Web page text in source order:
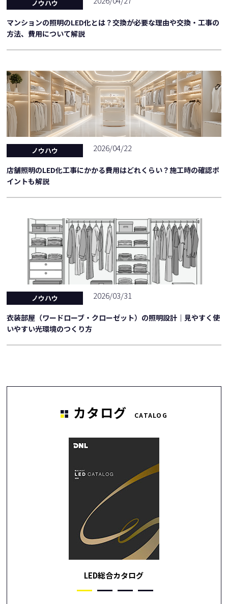
ノウハウ
マンションの照明のLED化とは？交換が必要な理由や交換・工事の
方法、費用について解説
ノウハウ 2026/04/22
店舗照明のLED化工事にかかる費用はどれくらい？施工時の確認ポ
イントも解説
ノウハウ 2026/03/31
衣装部屋（ワードローブ・クローゼット）の照明設計｜見やすく使
いやすい光環境のつくり方
カタログ CATALOG
LED総合カタログ